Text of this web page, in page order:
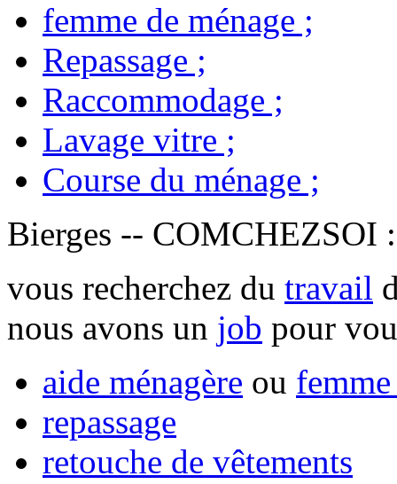
femme de ménage ;
Repassage ;
Raccommodage ;
Lavage vitre ;
Course du ménage ;
Bierges -- COMCHEZSOI
vous recherchez du travail
nous avons un job pour
aide ménagère ou
repassage
retouche de vêtements